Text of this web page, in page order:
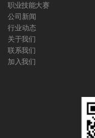
职业技能大赛
公司新闻
行业动态
关于我们
联系我们
加入我们